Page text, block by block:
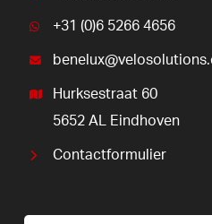
+31 (0)6 5266 4656
Hurksestraat 60
5652 AL Eindhoven
Contactformulier